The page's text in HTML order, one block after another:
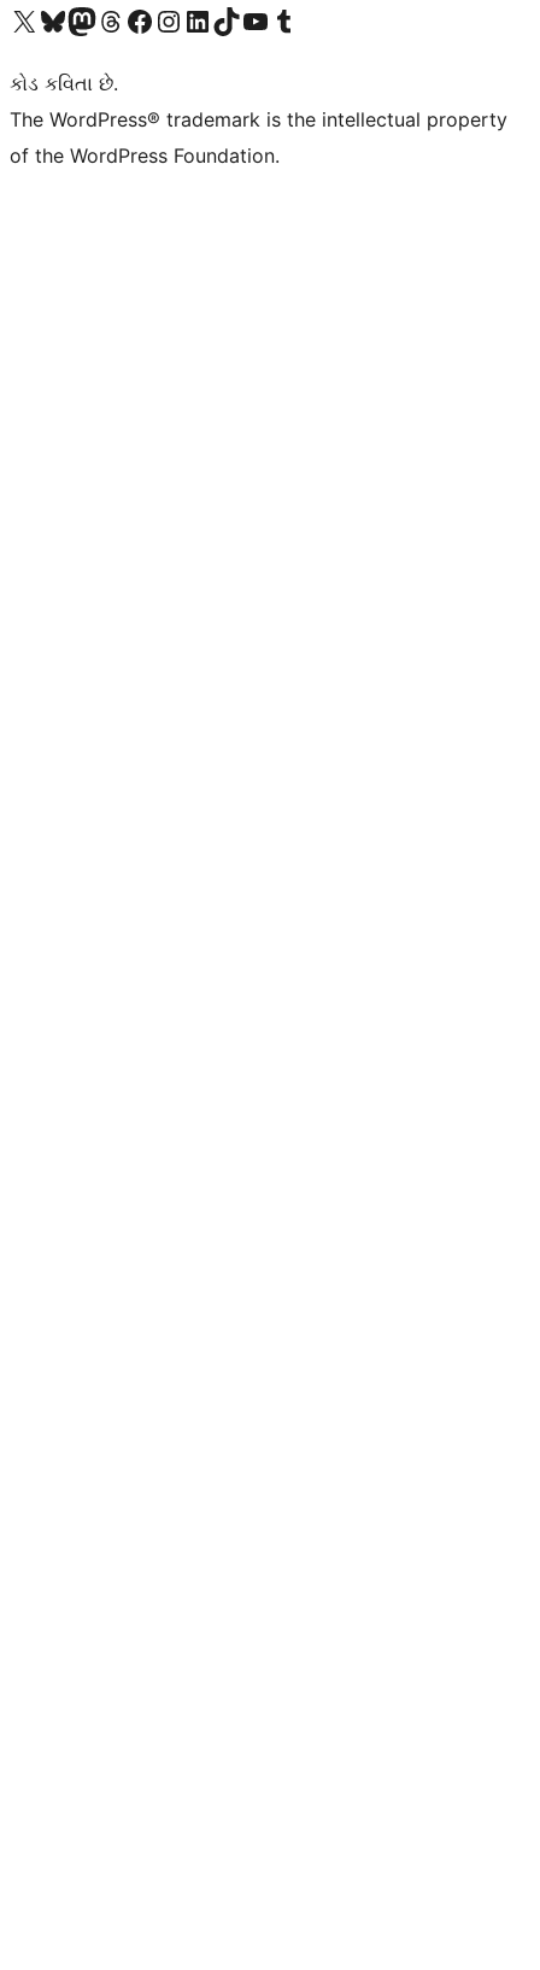
અમારા X (અગાઉ ટ્વિટર) એકાઉન્ટની મુલાકાત લોઅમારા Bluesky એકાઉન્ટની મુલાકાત લોઅમારા માસ્ટોડોન એકાઉન્ટની મુલાકાત લોઅમારા Threads એકાઉન્ટની મુલાકાત લો અમારા ફેસબુક પેજની મુલાકાત લોઅમારા ઇન્સ્ટાગ્રામ એકાઉન્ટની મુલાકાત લો અમારા LinkedIn એકાઉન્ટની મુલાકાત લોઅમારા TikTok એકાઉન્ટની મુલાકાત લોઅમારી YouTube ચેનલની મુલાકાત લો અમારા Tumblr એકાઉન્ટની મુલાકાત લો
કોડ કવિતા છે.
The WordPress® trademark is the intellectual property
of the WordPress Foundation.